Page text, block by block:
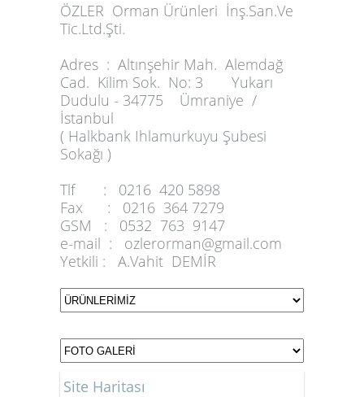
ÖZLER Orman Ürünleri İnş.San.Ve
Tic.Ltd.Şti.
Adres : Altınşehir Mah. Alemdağ
Cad. Kilim Sok. No: 3 Yukarı
Dudulu - 34775 Ümraniye /
İstanbul
( Halkbank Ihlamurkuyu Şubesi
Sokağı )
Tlf :
0216 420 5898
Fax :
0216 364 7279
GSM :
0532 763 9147
e-mail :
ozlerorman@gmail.com
Yetkili :
A.Vahit DEMİR
Site Haritası